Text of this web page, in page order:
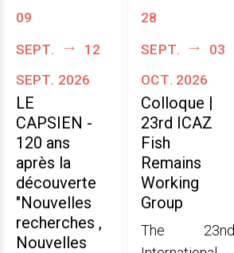
09
sept.
12
sept. 2026
LE
CAPSIEN -
120 ans
après la
découverte
"Nouvelles
recherches ,
Nouvelles
28
sept.
03
oct. 2026
Colloque |
23rd ICAZ
Fish
Remains
Working
Group
The 23nd